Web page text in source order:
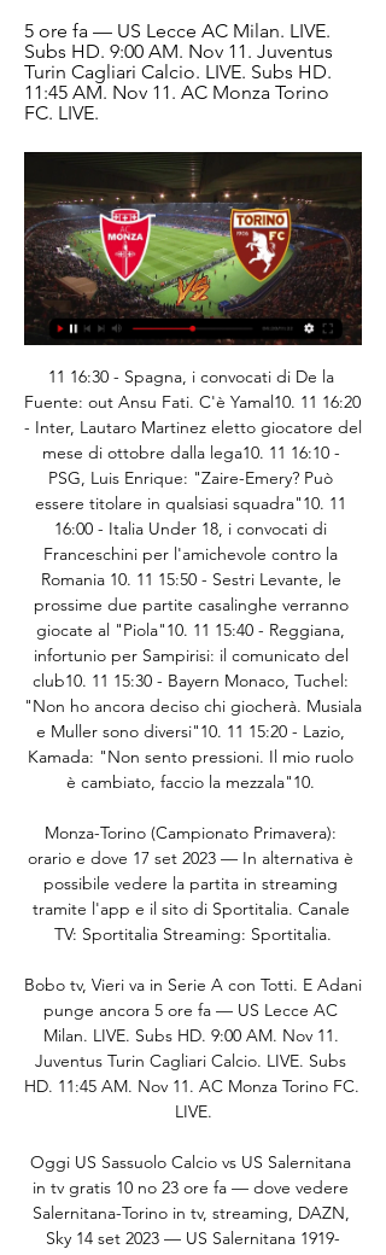
5 ore fa — US Lecce AC Milan. LIVE.
Subs HD. 9:00 AM. Nov 11. Juventus
Turin Cagliari Calcio. LIVE. Subs HD.
11:45 AM. Nov 11. AC Monza Torino
FC. LIVE.
11 16:30 - Spagna, i convocati di De la
Fuente: out Ansu Fati. C'è Yamal10. 11 16:20
- Inter, Lautaro Martinez eletto giocatore del
mese di ottobre dalla lega10. 11 16:10 -
PSG, Luis Enrique: "Zaire-Emery? Può
essere titolare in qualsiasi squadra"10. 11
16:00 - Italia Under 18, i convocati di
Franceschini per l'amichevole contro la
Romania 10. 11 15:50 - Sestri Levante, le
prossime due partite casalinghe verranno
giocate al "Piola"10. 11 15:40 - Reggiana,
infortunio per Sampirisi: il comunicato del
club10. 11 15:30 - Bayern Monaco, Tuchel:
"Non ho ancora deciso chi giocherà. Musiala
e Muller sono diversi"10. 11 15:20 - Lazio,
Kamada: "Non sento pressioni. Il mio ruolo
è cambiato, faccio la mezzala"10.
Monza-Torino (Campionato Primavera):
orario e dove 17 set 2023 — In alternativa è
possibile vedere la partita in streaming
tramite l'app e il sito di Sportitalia. Canale
TV: Sportitalia Streaming: Sportitalia.
Bobo tv, Vieri va in Serie A con Totti. E Adani
punge ancora 5 ore fa — US Lecce AC
Milan. LIVE. Subs HD. 9:00 AM. Nov 11.
Juventus Turin Cagliari Calcio. LIVE. Subs
HD. 11:45 AM. Nov 11. AC Monza Torino FC.
LIVE.
Oggi US Sassuolo Calcio vs US Salernitana
in tv gratis 10 no 23 ore fa — dove vedere
Salernitana-Torino in tv, streaming, DAZN,
Sky 14 set 2023 — US Salernitana 1919-